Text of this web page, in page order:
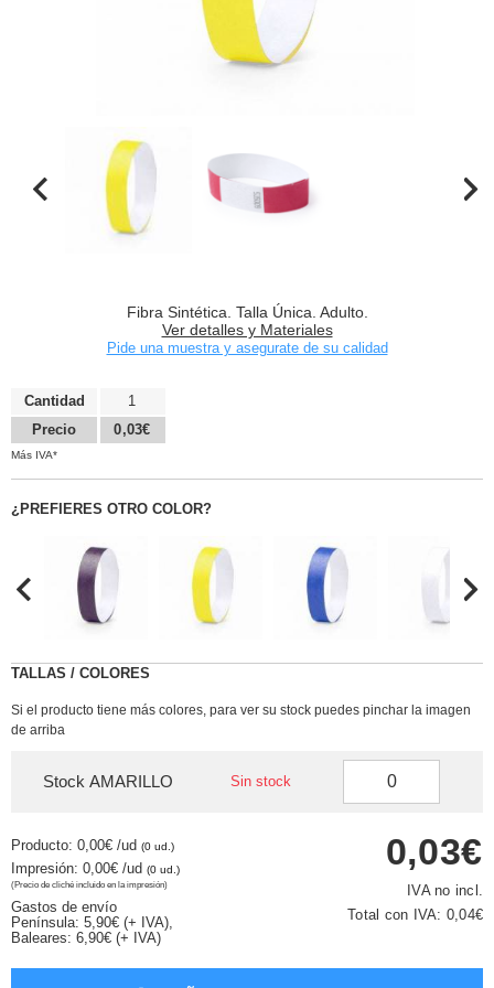
Fibra Sintética. Talla Única. Adulto.
Ver detalles y Materiales
Pide una muestra y asegurate de su calidad
Cantidad
Precio
1
0,03€
Más IVA*
¿PREFIERES OTRO COLOR?
TALLAS / COLORES
Si el producto tiene más colores, para ver su stock puedes pinchar la imagen
de arriba
Stock AMARILLO Sin stock
Producto: 0,00€ /ud (0 ud.)
Impresión: 0,00€ /ud (0 ud.)
(Precio de cliché incluido en la impresión)
Gastos de envío
Península: 5,90€ (+ IVA),
Baleares: 6,90€ (+ IVA)
0,03€
IVA no incl.
Total con IVA: 0,04€